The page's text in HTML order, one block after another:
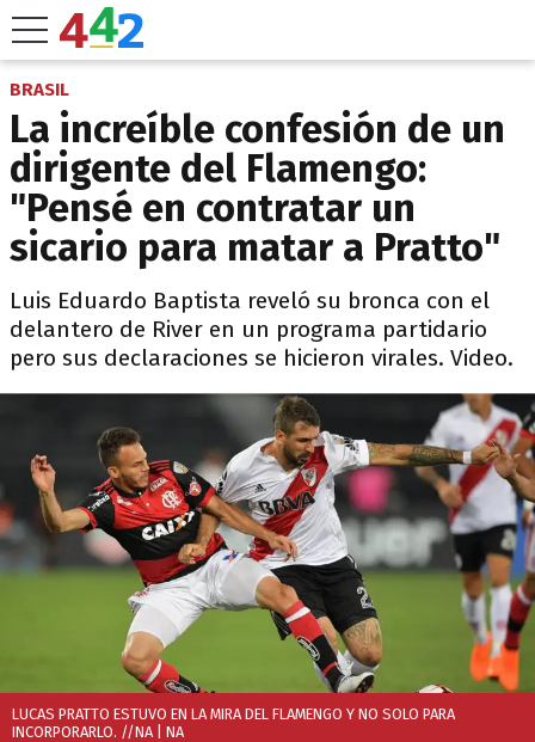
BRASIL
La increíble confesión de un
dirigente del Flamengo:
"Pensé en contratar un
sicario para matar a Pratto"
Luis Eduardo Baptista reveló su bronca con el
delantero de River en un programa partidario
pero sus declaraciones se hicieron virales. Video.
LUCAS PRATTO ESTUVO EN LA MIRA DEL FLAMENGO Y NO SOLO PARA
INCORPORARLO. //NA | NA